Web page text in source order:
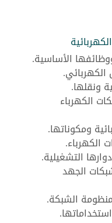
الأساسية.
ونقلها.
الكهرباء
ومكوناتها.
التشغيلية.
الجهد
الشبكة.